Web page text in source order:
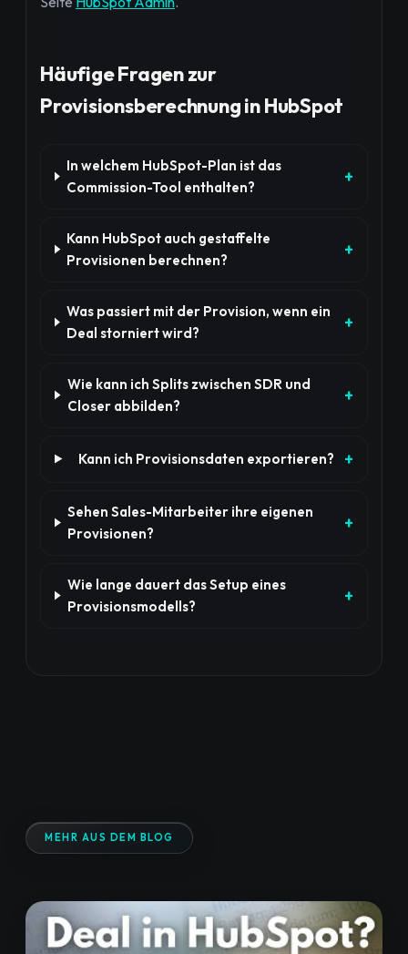
Häufige Fragen zur
Provisionsberechnung in HubSpot
In welchem HubSpot-Plan ist das
Commission-Tool enthalten?
Kann HubSpot auch gestaffelte
Provisionen berechnen?
Was passiert mit der Provision, wenn ein
Deal storniert wird?
Wie kann ich Splits zwischen SDR und
Closer abbilden?
Kann ich Provisionsdaten exportieren?
Sehen Sales-Mitarbeiter ihre eigenen
Provisionen?
Wie lange dauert das Setup eines
Provisionsmodells?
MEHR AUS DEM BLOG